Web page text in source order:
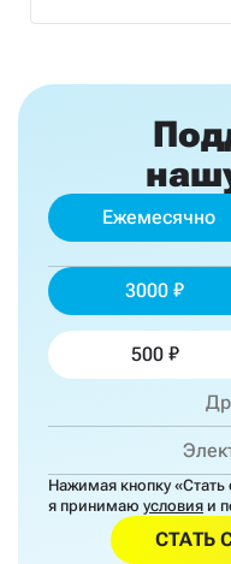
Ежемесячно
3000
500
Нажимая кнопку «Стать
я принимаю условия и
СТАТЬ